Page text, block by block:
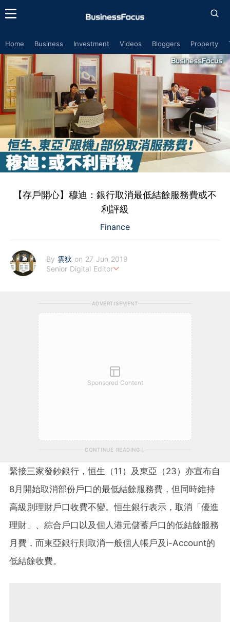
Home Business Investment Videos Bloggers Property
【存戶開心】穆迪：銀行取消最低結餘服務費或不
利評級
Finance
By 雲狄 on 27 Jun 2019
Senior Digital Editor
ADVERTISEMENT
Sponsored Content
CONTINUE READING
緊接三家發鈔銀行，恒生（11）及東亞（23）亦宣布自
8月開始取消部份戶口的最低結餘服務費，但同時維持
高級別理財戶口收費不變。恒生銀行表示，取消「優進
理財」、綜合戶口以及個人港元儲蓄戶口的低結餘服務
月費，而東亞銀行則取消一般個人帳戶及i-Account的
低結餘收費。